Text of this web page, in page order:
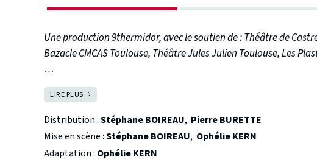
Une production 9thermidor, avec le soutien de : Théâtre de
Bazacle CMCAS Toulouse, Théâtre Jules Julien Toulouse, Les
Prix du Jury OFF en salle du Festival Mondial des Théâtres
Mézières 2021
Le petit Jim Hawkins, qui mène une vie tranquille à l’auberge
une série d’aventures en possession d’une mystérieuse carte
LIRE PLUS
Distribution :Stéphane BOIREAU, Pierre BURETTE
Mise en scène :Stéphane BOIREAU, Ophélie KERN
Adaptation : Ophélie KERN